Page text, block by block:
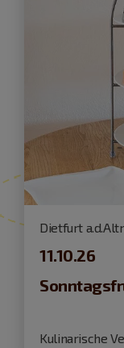
Dietfurt
11.10.26
Kulinarische